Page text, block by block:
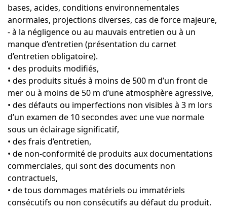
bases, acides, conditions environnementales
anormales, projections diverses, cas de force majeure,
- à la négligence ou au mauvais entretien ou à un
manque d’entretien (présentation du carnet
d’entretien obligatoire).
• des produits modifiés,
• des produits situés à moins de 500 m d’un front de
mer ou à moins de 50 m d’une atmosphère agressive,
• des défauts ou imperfections non visibles à 3 m lors
d’un examen de 10 secondes avec une vue normale
sous un éclairage significatif,
• des frais d’entretien,
• de non-conformité de produits aux documentations
commerciales, qui sont des documents non
contractuels,
• de tous dommages matériels ou immatériels
consécutifs ou non consécutifs au défaut du produit.